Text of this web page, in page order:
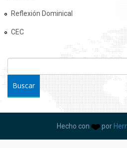
Reflexión Dominical
CEC
FORMULARIO DE BÚSQUEDA
Hecho con por